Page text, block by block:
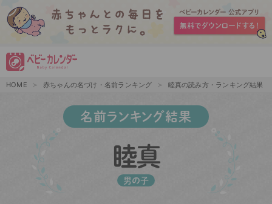
HOME 赤ちゃんの名づけ・名前ランキング 睦真の読み方・ランキング結果
名前ランキング結果
睦真
男の子